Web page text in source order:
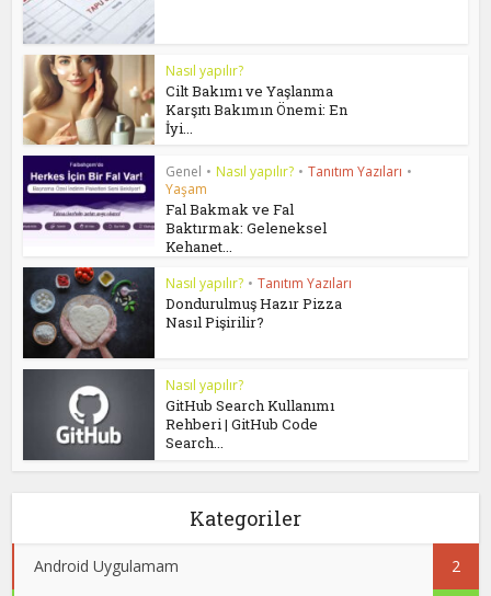
Nasıl yapılır?
Cilt Bakımı ve Yaşlanma
Karşıtı Bakımın Önemi: En
İyi...
Genel • Nasıl yapılır? • Tanıtım Yazıları •
Yaşam
Fal Bakmak ve Fal
Baktırmak: Geleneksel
Kehanet...
Nasıl yapılır? • Tanıtım Yazıları
Dondurulmuş Hazır Pizza
Nasıl Pişirilir?
Nasıl yapılır?
GitHub Search Kullanımı
Rehberi | GitHub Code
Search...
Kategoriler
Android Uygulamam 2